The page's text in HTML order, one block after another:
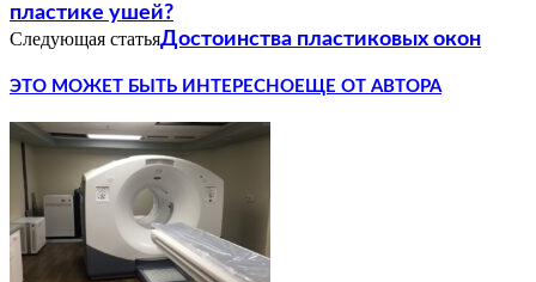
пластике ушей?
Следующая статьяДостоинства пластиковых окон
ЭТО МОЖЕТ БЫТЬ ИНТЕРЕСНО ЕЩЕ ОТ АВТОРА